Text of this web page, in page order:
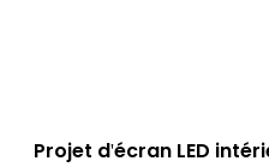
Projet d'écran LED